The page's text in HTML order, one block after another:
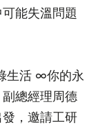
能失溫問題
生活 ∞你的永
總經理周德
，邀請工研